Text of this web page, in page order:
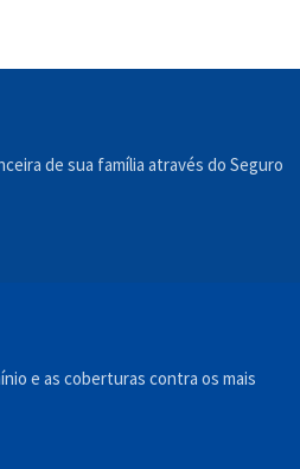
de sua família através do Seguro
e as coberturas contra os mais